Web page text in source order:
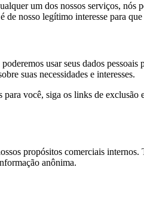
um dos nossos serviços,
de nosso legítimo interesse para
usar seus dados
suas necessidades e interesses.
você, siga os links de
propósitos comerciais
anônima.